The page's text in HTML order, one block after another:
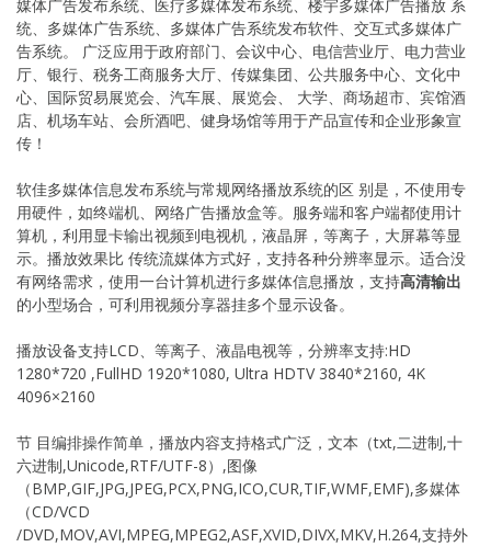
媒体广告发布系统、医疗多媒体发布系统、楼宇多媒体广告播放 系
统、多媒体广告系统、多媒体广告系统发布软件、交互式多媒体广
告系统。 广泛应用于政府部门、会议中心、电信营业厅、电力营业
厅、银行、税务工商服务大厅、传媒集团、公共服务中心、文化中
心、国际贸易展览会、汽车展、展览会、 大学、商场超市、宾馆酒
店、机场车站、会所酒吧、健身场馆等用于产品宣传和企业形象宣
传！
软佳多媒体信息发布系统与常规网络播放系统的区 别是，不使用专
用硬件，如终端机、网络广告播放盒等。服务端和客户端都使用计
算机，利用显卡输出视频到电视机，液晶屏，等离子，大屏幕等显
示。播放效果比 传统流媒体方式好，支持各种分辨率显示。适合没
有网络需求，使用一台计算机进行多媒体信息播放，支持高清输出
的小型场合，可利用视频分享器挂多个显示设备。
播放设备支持LCD、等离子、液晶电视等，分辨率支持:HD
1280*720 ,FullHD 1920*1080, Ultra HDTV 3840*2160, 4K
4096×2160
节 目编排操作简单，播放内容支持格式广泛，文本（txt,二进制,十
六进制,Unicode,RTF/UTF-8）,图像
（BMP,GIF,JPG,JPEG,PCX,PNG,ICO,CUR,TIF,WMF,EMF),多媒体
（CD/VCD
/DVD,MOV,AVI,MPEG,MPEG2,ASF,XVID,DIVX,MKV,H.264,支持外